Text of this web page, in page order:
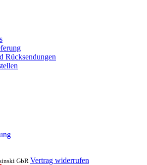
Rücksendungen
GbR Vertrag widerrufen